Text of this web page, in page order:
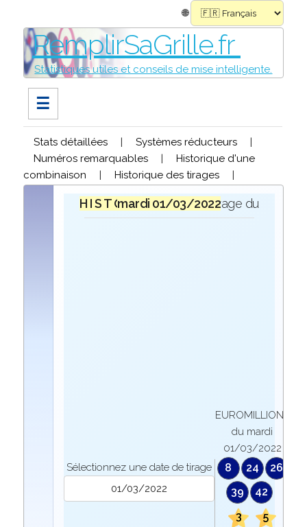
🌐
RemplirSaGrille.fr
Statistiques utiles et conseils de mise intelligente.
☰
Stats détaillées | Systèmes réducteurs
|
Numéros remarquables
|
Historique d'une
combinaison
| Historique des tirages |
H I S T O R I Q U Elors du tirage du
mardi 01/03/2022
Sélectionnez une date de tirage
EUROMILLIONS
du mardi
01/03/2022
8 24
26
39
42
3
5